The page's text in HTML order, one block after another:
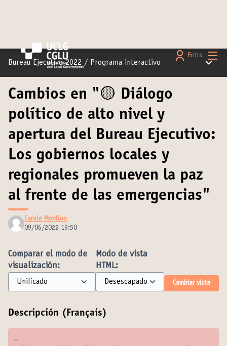
Entra
Bureau Ejecutivo 2022 / Programa interactivo Menú
Cambios en "🟡 Diálogo
político de alto nivel y
apertura del Bureau Ejecutivo:
Los gobiernos locales y
regionales promueven la paz
al frente de las emergencias"
Carole Morillon
09/06/2022 19:50
Comparar el modo de
visualización:
Modo de vista
HTML:
Cambiar vista
Descripción (Français)
-